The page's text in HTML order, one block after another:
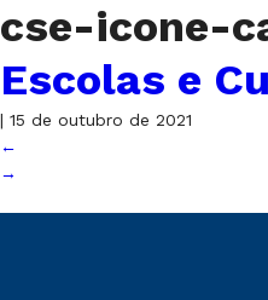
cse-icone-
Escolas e
| 15 de outubro de 2021
←
→